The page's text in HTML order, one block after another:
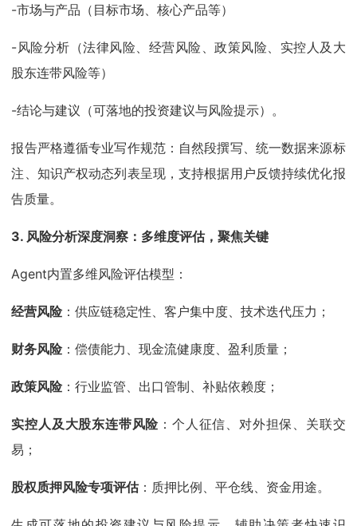
-市场与产品（目标市场、核心产品等）
-风险分析（法律风险、经营风险、政策风险、实控人及大
股东连带风险等）
-结论与建议（可落地的投资建议与风险提示）。
报告严格遵循专业写作规范：自然段撰写、统一数据来源标
注、知识产权动态列表呈现，支持根据用户反馈持续优化报
告质量。
3. 风险分析深度洞察：多维度评估，聚焦关键
Agent内置多维风险评估模型：
经营风险：供应链稳定性、客户集中度、技术迭代压力；
财务风险：偿债能力、现金流健康度、盈利质量；
政策风险：行业监管、出口管制、补贴依赖度；
实控人及大股东连带风险 ：个人征信、对外担保、关联交
易；
股权质押风险专项评估：质押比例、平仓线、资金用途。